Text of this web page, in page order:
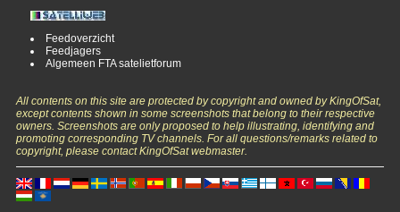
Feedoverzicht
Feedjagers
Algemeen FTA satelietforum
All contents on this site are protected by copyright and owned by KingOfSat,
except contents shown in some screenshots that belong to their respective
owners. Screenshots are only proposed to help illustrating, identifying and
promoting corresponding TV channels. For all questions/remarks related to
copyright, please contact KingOfSat webmaster.